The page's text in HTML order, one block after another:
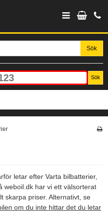
Sök
Sök
letar efter Varta bilbatterier,
weboil.dk har vi ett välsorterat
skarpa priser. Alternativt, se
om du inte hittar det du letar